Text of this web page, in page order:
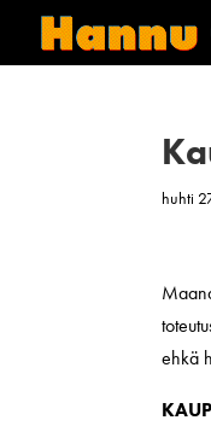
huhti
ehkä